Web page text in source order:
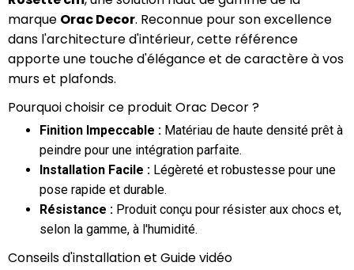
marque Orac Decor. Reconnue pour son excellence
dans l'architecture d'intérieur, cette référence
apporte une touche d'élégance et de caractère à vos
murs et plafonds.
Pourquoi choisir ce produit Orac Decor ?
Finition Impeccable : Matériau de haute densité prêt à
peindre pour une intégration parfaite.
Installation Facile : Légèreté et robustesse pour une
pose rapide et durable.
Résistance : Produit conçu pour résister aux chocs et,
selon la gamme, à l'humidité.
Conseils d'installation et Guide vidéo